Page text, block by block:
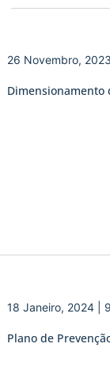
Dimensionamento
26 Novembro,
Plano de
18 Janeiro, 2024 |